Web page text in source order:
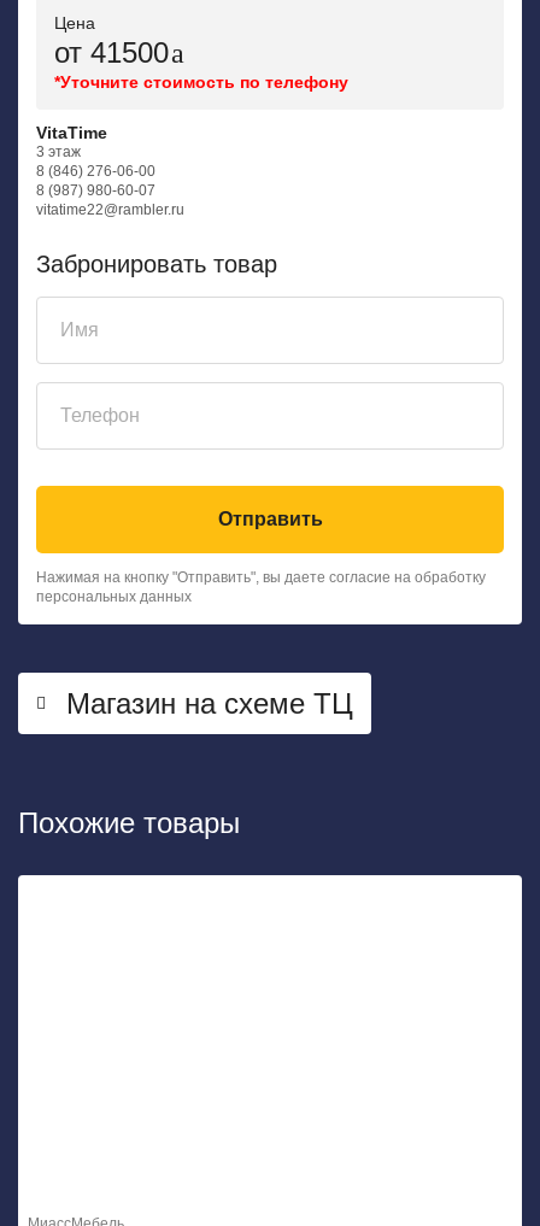
Цена
от 41500
*Уточните стоимость по телефону
VitaTime
3 этаж
8 (846) 276-06-00
8 (987) 980-60-07
vitatime22@rambler.ru
Забронировать товар
Отправить
Нажимая на кнопку "Отправить", вы даете согласие на обработку
персональных данных
Магазин на схеме ТЦ
Похожие товары